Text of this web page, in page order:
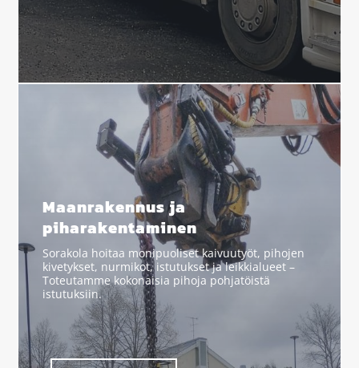
Maanrakennus ja
piharakentaminen
Sorakola hoitaa monipuoliset kaivuutyöt, pihojen
kivetykset, nurmikot, istutukset ja leikkialueet –
Toteutamme kokonaisia pihoja pohjatöistä
istutuksiin.